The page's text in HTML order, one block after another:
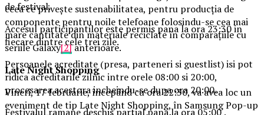
ceea ce privește sustenabilitatea, pentru producția de
componente pentru noile telefoane folosindu-se cea mai
mare cantitate din materiale reciclate în comparațiile cu
seriile Galaxy[2]anterioare.
Late Night Shopping
Vineri, 17 februarie, începând cu ora 22:30, va avea loc un
eveniment de tip Late Night Shopping, în Samsung Pop-up
de festival.
Accesul participantilor este permis pana la ora 23:30 in
fiecare dintre cele trei zile.
Persoanele acreditate (presa, parteneri si guestlist) isi pot
ridica acreditarile zilnic intre orele 08:00 si 20:00,
procesarea acestora incheindu-se dupa ora 20:00.
Festivalul ramane deschis partial pana la ora 05:00